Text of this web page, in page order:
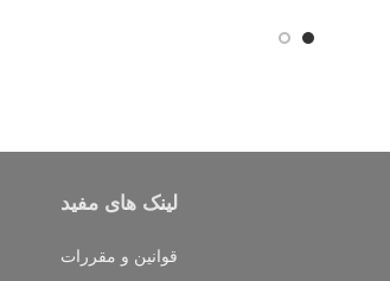
لینک های مفید
قوانین و مقررات